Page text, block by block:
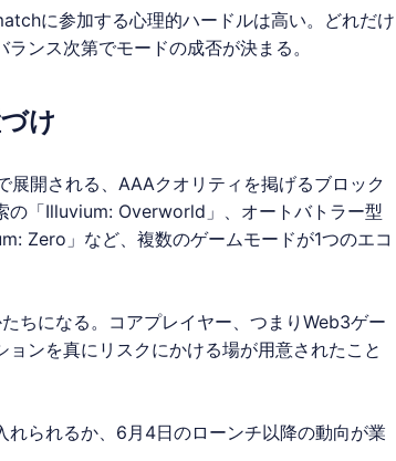
に参加する心理的ハードルは高い。どれだけ
ンス次第でモードの成否が決まる。
け
開される、AAAクオリティを掲げるブロック
の「Illuvium: Overworld」、オートバトラー型
: Zero」など、複数のゲームモードが1つのエコ
ちになる。コアプレイヤー、つまりWeb3ゲー
ンを真にリスクにかける場が用意されたこと
られるか、6月4日のローンチ以降の動向が業